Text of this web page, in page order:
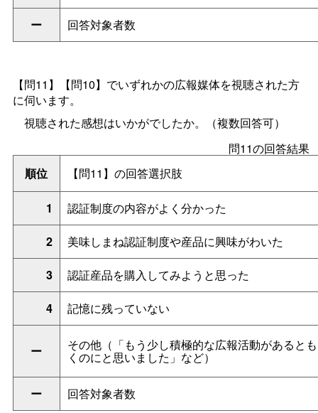
ー 回答対象者数
【問11】【問10】でいずれかの広報媒体を視聴された方
に伺います。
視聴された感想はいかがでしたか。（複数回答可）
問11の回答結果
順位
【問11】の回答選択肢
1 認証制度の内容がよく分かった
2 美味しまね認証制度や産品に興味がわいた
3 認証産品を購入してみようと思った
4 記憶に残っていない
ー その他（「もう少し積極的な広報活動があると
くのにと思いました」など）
ー 回答対象者数